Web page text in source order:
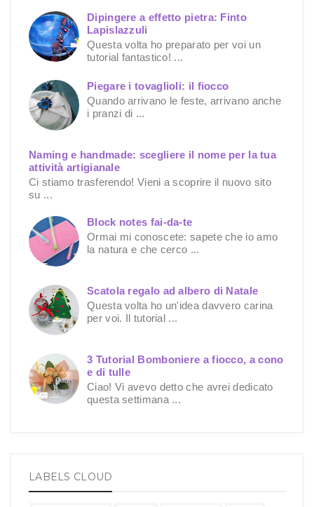
Dipingere a effetto pietra: Finto
Lapislazzuli
Questa volta ho preparato per voi un
tutorial fantastico! ...
Piegare i tovaglioli: il fiocco
Quando arrivano le feste, arrivano anche
i pranzi di ...
Naming e handmade: scegliere il nome per la tua
attività artigianale
Ci stiamo trasferendo! Vieni a scoprire il nuovo sito
su ...
Block notes fai-da-te
Ormai mi conoscete: sapete che io amo
la natura e che cerco ...
Scatola regalo ad albero di Natale
Questa volta ho un'idea davvero carina
per voi. Il tutorial ...
3 Tutorial Bomboniere a fiocco, a cono
e di tulle
Ciao! Vi avevo detto che avrei dedicato
questa settimana ...
LABELS CLOUD